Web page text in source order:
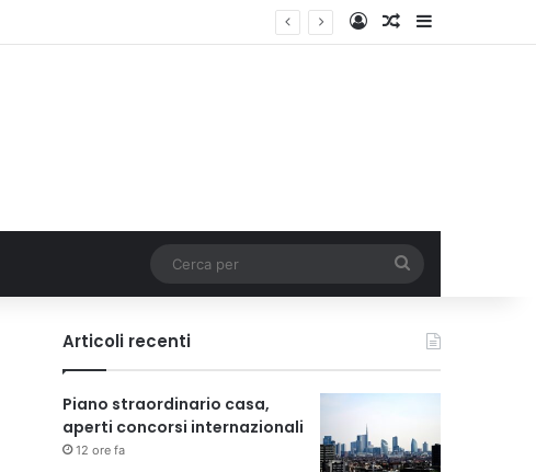
AccediUn articolo a
per
Articoli recenti
Piano straordinario casa,
aperti concorsi internazionali
12 ore fa